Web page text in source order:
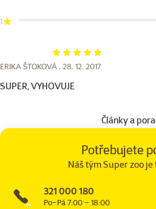
1
Hodnocení 100%
ERIKA ŠTOKOVÁ , 28. 12. 2017
SUPER, VYHOVUJE
Články a
Potřebujete
Náš tým Super zoo
321 000 180
Po–Pá 7:00 – 18:00